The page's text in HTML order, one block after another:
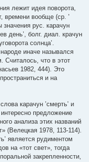
лежит идея поворота,
времени вообще (ср. '
рус. карачун
день’, болг. диал. крачун
солнца’.
иначе назывался
Считалось, что в этот
1982, 444). Это
и на
карачун ’смерть’ и
предложение
анализа этих названий
(Велецкая 1978, 113-114).
является рудиментом
на «тот свет», тогда
закрепленности,